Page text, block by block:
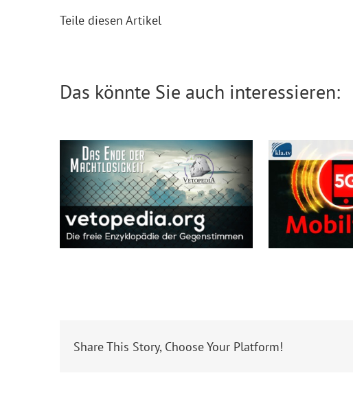
Teile diesen Artikel
Das könnte Sie auch interessieren:
Share This Story, Choose Your Platform!